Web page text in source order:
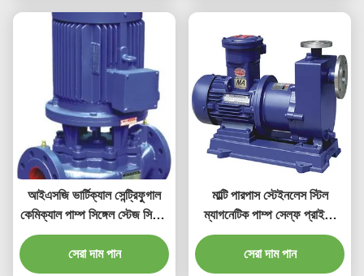
আইএসজি ভার্টিক্যাল সেন্ট্রিফুগাল
কেমিক্যাল পাম্প সিঙ্গেল স্টেজ সিঙ্গেল
সাকশন সেন্ট্রিফিউগাল পাম্প
সেরা দাম পান
মাল্টি পারপাস স্টেইনলেস স্টিল
ম্যাগনেটিক পাম্প সেল্ফ প্রাইমিং
সেন্ট্রিফিউগাল পাম্প
সেরা দাম পান